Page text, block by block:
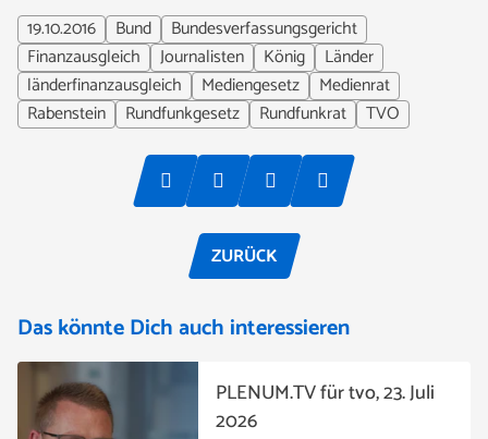
19.10.2016
Bund
Bundesverfassungsgericht
Finanzausgleich
Journalisten König
Länder
länderfinanzausgleich
Mediengesetz
Medienrat
Rabenstein
Rundfunkgesetz Rundfunkrat TVO
ZURÜCK
Das könnte Dich auch interessieren
PLENUM.TV für tvo, 23. Juli
2026